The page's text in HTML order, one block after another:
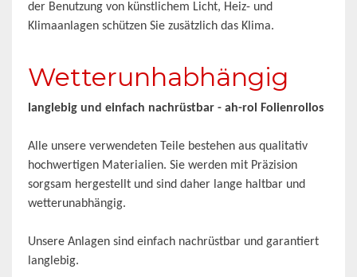
der Benutzung von künstlichem Licht, Heiz- und
Klimaanlagen schützen Sie zusätzlich das Klima.
Wetterunhabhängig
langlebig und einfach nachrüstbar - ah-rol Folienrollos
Alle unsere verwendeten Teile bestehen aus qualitativ
hochwertigen Materialien. Sie werden mit Präzision
sorgsam hergestellt und sind daher lange haltbar und
wetterunabhängig.
Unsere Anlagen sind einfach nachrüstbar und garantiert
langlebig.